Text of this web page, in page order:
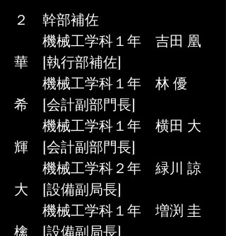
２　幹部補佐
機械工学科１年　吉田 凰
華　[執行部補佐]
機械工学科１年　林 優
希　[会計副部門長]
機械工学科１年　横田 大
輝　[会計副部門長]
機械工学科２年　緑川 諒
大　[設備副局長]
機械工学科１年　増渕 圭
檎　[設備副局長]